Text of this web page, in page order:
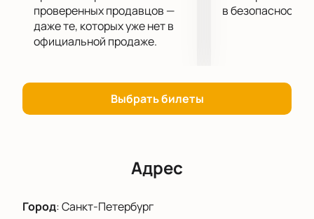
проверенных продавцов —
даже те, которых уже нет в
официальной продаже.
в безопасности.
Выбрать билеты
Адрес
Город:Санкт-Петербург